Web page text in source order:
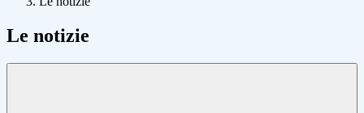
Le notizie